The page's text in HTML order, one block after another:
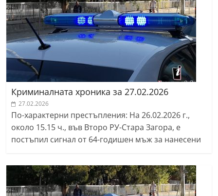
Криминалната хроника за 27.02.2026
27.02.2026
По-характерни престъпления: На 26.02.2026 г.,
около 15.15 ч., във Второ РУ-Стара Загора, е
постъпил сигнал от 64-годишен мъж за нанесени